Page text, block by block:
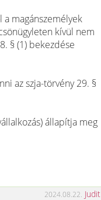
magánszemélyek
kívül nem
§ (1) bekezdése
az szja-törvény 29. §
állapítja meg
2024.08.22. Judit